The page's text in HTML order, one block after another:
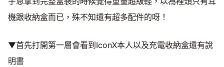
機跟收納盒而已，殊不知還有超多配件的呀！
▼首先打開第一層會看到IconX本人以及充電收納盒還有說
明書